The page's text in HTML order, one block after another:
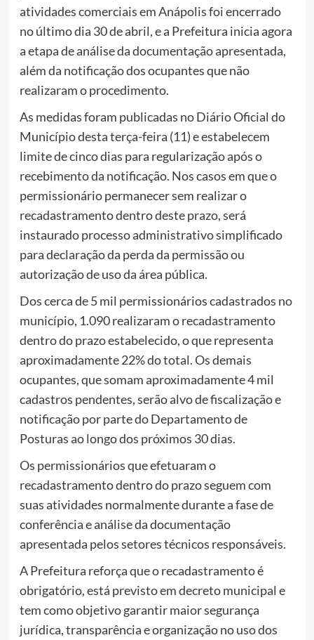
atividades comerciais em Anápolis foi encerrado
no último dia 30 de abril, e a Prefeitura inicia agora
a etapa de análise da documentação apresentada,
além da notificação dos ocupantes que não
realizaram o procedimento.
As medidas foram publicadas no Diário Oficial do
Município desta terça-feira (11) e estabelecem
limite de cinco dias para regularização após o
recebimento da notificação. Nos casos em que o
permissionário permanecer sem realizar o
recadastramento dentro deste prazo, será
instaurado processo administrativo simplificado
para declaração da perda da permissão ou
autorização de uso da área pública.
Dos cerca de 5 mil permissionários cadastrados no
município, 1.090 realizaram o recadastramento
dentro do prazo estabelecido, o que representa
aproximadamente 22% do total. Os demais
ocupantes, que somam aproximadamente 4 mil
cadastros pendentes, serão alvo de fiscalização e
notificação por parte do Departamento de
Posturas ao longo dos próximos 30 dias.
Os permissionários que efetuaram o
recadastramento dentro do prazo seguem com
suas atividades normalmente durante a fase de
conferência e análise da documentação
apresentada pelos setores técnicos responsáveis.
A Prefeitura reforça que o recadastramento é
obrigatório, está previsto em decreto municipal e
tem como objetivo garantir maior segurança
jurídica, transparência e organização no uso dos